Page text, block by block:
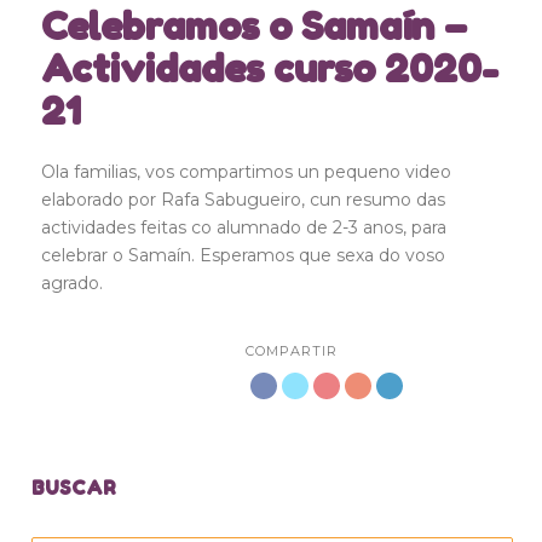
Celebramos o Samaín –
Actividades curso 2020-
21
Ola familias, vos compartimos un pequeno video
elaborado por Rafa Sabugueiro, cun resumo das
actividades feitas co alumnado de 2-3 anos, para
celebrar o Samaín. Esperamos que sexa do voso
agrado.
COMPARTIR
BUSCAR